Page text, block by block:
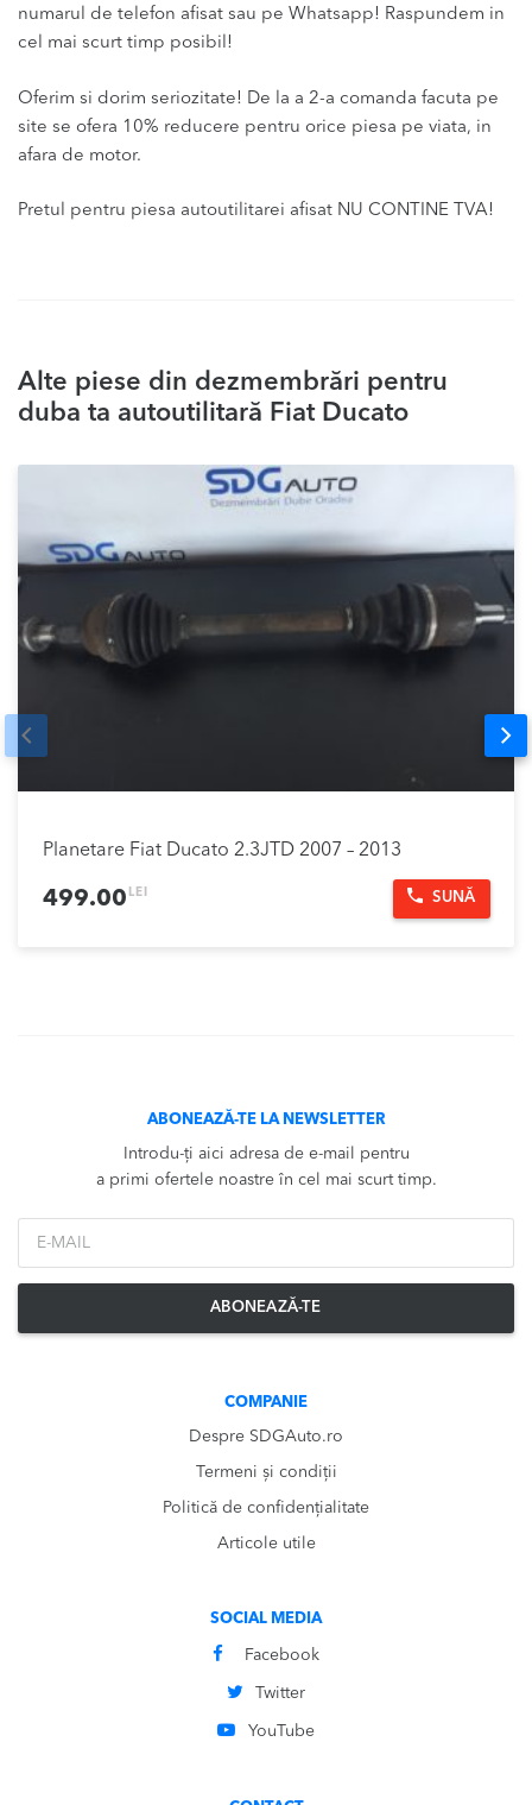
numarul de telefon afisat sau pe Whatsapp! Raspundem in
cel mai scurt timp posibil!
Oferim si dorim seriozitate! De la a 2-a comanda facuta pe
site se ofera 10% reducere pentru orice piesa pe viata, in
afara de motor.
Pretul pentru piesa autoutilitarei afisat NU CONTINE TVA!
Alte piese din dezmembrări pentru
duba ta autoutilitară Fiat Ducato
Planetare Fiat Ducato 2.3JTD 2007 – 2013
499.00 LEI SUNĂ
Prev
ABONEAZĂ-TE LA NEWSLETTER
Introdu-ți aici adresa de e-mail pentru
a primi ofertele noastre în cel mai scurt timp.
ABONEAZĂ-TE
COMPANIE
Despre SDGAuto.ro
Termeni și condiții
Politică de confidențialitate
Articole utile
SOCIAL MEDIA
Facebook
Twitter
YouTube